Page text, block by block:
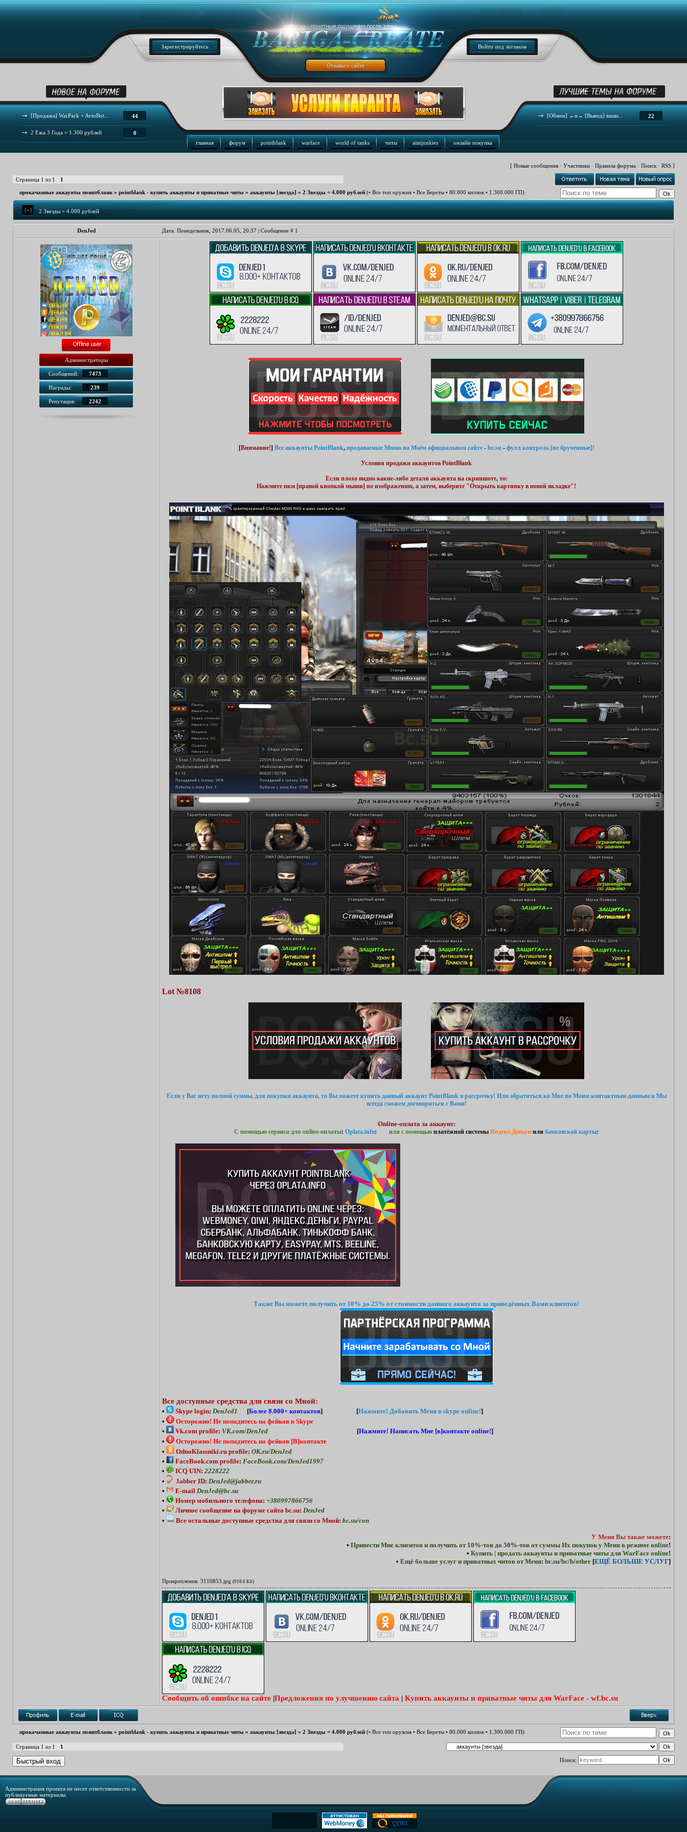
Отзывы о сайте
Зарегистрируйтесь Войти под логином
44
[Продажа] WarPack + AvtoBot...
0
2 Ежа 3 Года = 1.300 рублей
22
[Обмен] ←и→ [Вывод] ваши...
главная форум pointblank warface world of tanks читы aimjunkies онлайн покупка
[ Новые сообщения · Участники · Правила форума · Поиск · RSS ]
Страница 1 из 1 1
прокачанные аккаунты поинтбланк » pointblank - купить аккаунты и приватные читы » аккаунты [звезда] » 2 Звезды = 4.000 рублей (• Все топ оружия • Все Береты • 80.000 киллов • 1.300.000 ГП)
2 Звезды = 4.000 рублей
DenJed Дата: Понедельник, 2017.06.05, 20:37 | Сообщение # 1
Администраторы
Сообщений: 7473
Награды: 239
Репутация: 2242
[Внимание!] Все аккаунты PointBlank, продаваемые Мною на Моём официальном сайте- bc.su- фулл контроль [не брученные]!
Условия продажи аккаунтов PointBlank
Если плохо видно какие-либо детали аккаунта на скриншоте, то:
Нажмите пкм [правой кнопкой мыши] по изображению, а затем, выберите "Открыть картинку в новой вкладке"!
Lot №8108
Если у Вас нету полной суммы, для покупки аккаунта, то Вы можете купить данный аккаунт PointBlank в рассрочку! Или обратиться ко Мне по Моим контактным данным и Мы
всегда сможем договориться с Вами!
Online-оплата за аккаунт:
С помощью сервиса для online-оплаты: Oplata.info: или с помощью платёжной системы Яндекс.Деньги или банковской карты:
Также Вы можете получить от 10% до 25% от стоимости данного аккаунта за приведённых Вами клиентов!
Все доступные средства для связи со Мной:
• Skype login: DenJed1 [Более 8.000+ контактов] [Нажмите! Добавить Меня в skype online!]
•
Осторожно! Не попадитесь на фейков в Skype
•
Vk.com profile: VK.com/DenJed [Нажмите! Написать Мне [в]контакте online!]
•
Осторожно! Не попадитесь на фейков [В]контакте
•
OdnoKlassniki.ru profile: OK.ru/DenJed
•
FaceBook.com profile: FaceBook.com/DenJed1997
•
ICQ UIN: 2228222
•
Jabber ID: DenJed@jabber.ru
•
E-mail DenJed@bc.su
•
Номер мобильного телефона: +380997866756
•
Личное сообщение на форуме сайта bc.su: DenJed
•
Все остальные доступные средства для связи со Мной: bc.su/con
У Меня Вы также можете:
• Привести Мне клиентов и получить от 10%-тов до 50%-тов от суммы Их покупок у Меня в режиме online!
• Купить | продать аккаунты и приватные читы для WarFace online!
• Ещё больше услуг и приватных читов от Меня: bc.su/bc/b/other [ЕЩЁ БОЛЬШЕ УСЛУГ]
Прикрепления: 3110853.jpg (918.6 Kb)
Сообщить об ошибке на сайте |Предложения по улучшению сайта | Купить аккаунты и приватные читы для WarFace - wf.bc.su
прокачанные аккаунты поинтбланк » pointblank - купить аккаунты и приватные читы » аккаунты [звезда] » 2 Звезды = 4.000 рублей (• Все топ оружия • Все Береты • 80.000 киллов • 1.300.000 ГП)
Страница 1 из 1 1
Поиск:
Администрация проекта не несет ответственности за
публикуемые материалы.